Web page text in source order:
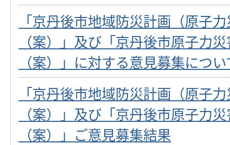
「京丹後市地域防災計画（原子
（案）」及び「京丹後市原子力
（案）」に対する意見募集につ
「京丹後市地域防災計画（原子
（案）」及び「京丹後市原子力
（案）」ご意見募集結果